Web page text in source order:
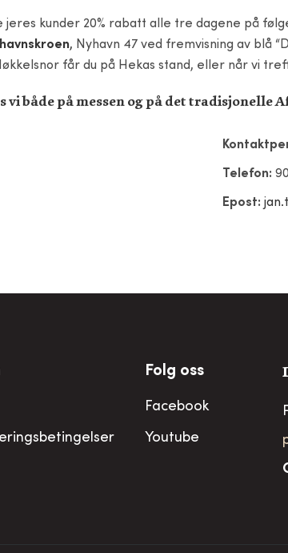
jeres kunder 20% rabatt alle tre dagene på
, Nyhavn 47 ved fremvisning av blå
får du på Hekas stand, eller når vi
både på messen og på det tradisjonelle
Telefon:
Epost:
Folg oss
Facebook
Youtube